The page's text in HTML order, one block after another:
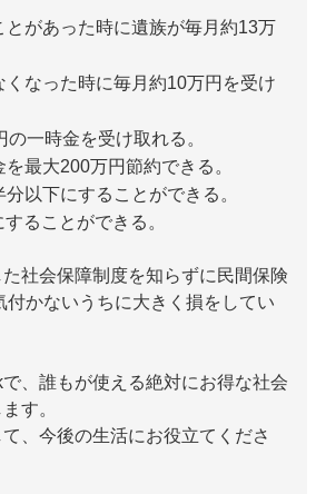
とがあった時に遺族が毎月約13万
くなった時に毎月約10万円を受け
の一時金を受け取れる。
を最大200万円節約できる。
分以下にすることができる。
ることができる。
社会保障制度を知らずに民間保険
付かないうちに大きく損をしてい
、誰もが使える絶対にお得な社会
す。
、今後の生活にお役立てくださ